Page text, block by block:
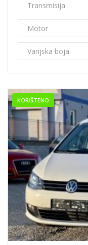
Transmisija
Motor
Vanjska boja
KORIŠTENO